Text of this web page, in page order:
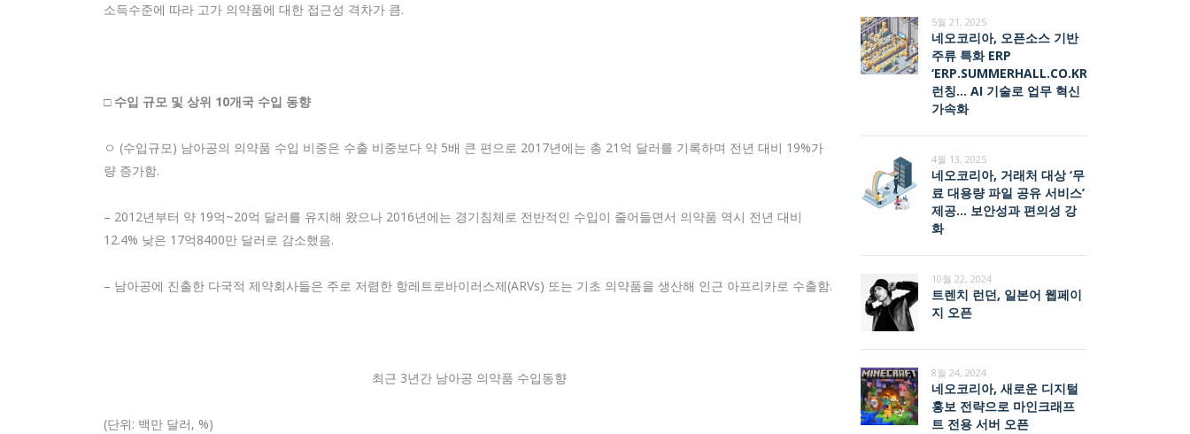
소득수준에 따라 고가 의약품에 대한 접근성 격차가 큼.
□ 수입 규모 및 상위 10개국 수입 동향
ㅇ (수입규모) 남아공의 의약품 수입 비중은 수출 비중보다 약 5배 큰 편으로 2017년에는 총 21억 달러를 기록하며 전년 대비 19%가
량 증가함.
– 2012년부터 약 19억~20억 달러를 유지해 왔으나 2016년에는 경기침체로 전반적인 수입이 줄어들면서 의약품 역시 전년 대비
12.4% 낮은 17억8400만 달러로 감소했음.
– 남아공에 진출한 다국적 제약회사들은 주로 저렴한 항레트로바이러스제(ARVs) 또는 기초 의약품을 생산해 인근 아프리카로 수출함.
최근 3년간 남아공 의약품 수입동향
(단위: 백만 달러, %)
5월 21, 2025
네오코리아, 오픈소스 기반
주류 특화 ERP
‘ERP.SUMMERHALL.CO.KR’
런칭… AI 기술로 업무 혁신
가속화
4월 13, 2025
네오코리아, 거래처 대상 ‘무
료 대용량 파일 공유 서비스’
제공… 보안성과 편의성 강
화
10월 22, 2024
트렌치 런던, 일본어 웹페이
지 오픈
8월 24, 2024
네오코리아, 새로운 디지털
홍보 전략으로 마인크래프
트 전용 서버 오픈